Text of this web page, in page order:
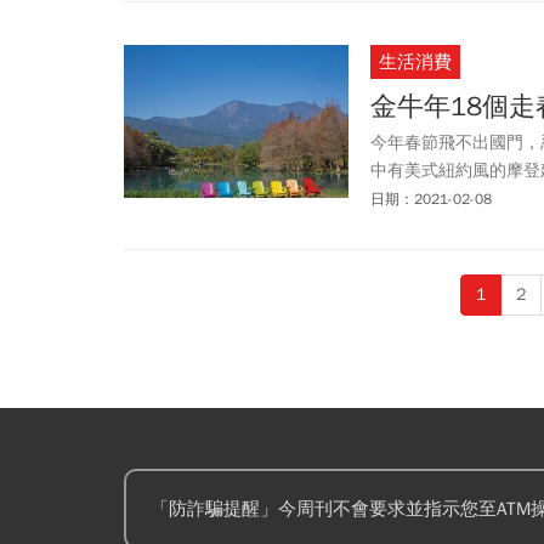
生活消費
金牛年18個
今年春節飛不出國門
中有美式紐約風的摩
風韻的中國林園藏在
日期：2021-02-08
1 2
「防詐騙提醒」今周刊不會要求並指示您至